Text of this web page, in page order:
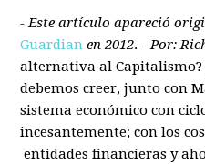
- Este artículo apareció
Guardian en 2012. - Por:
alternativa al Capitalismo?
debemos creer, junto con
sistema económico con
incesantemente; con los
entidades financieras y